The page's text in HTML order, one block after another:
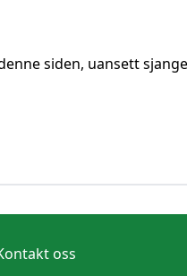
siden, uansett
oss